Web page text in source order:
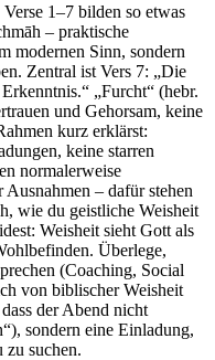
1–7 bilden so etwas
– praktische
modernen Sinn, sondern
Zentral ist Vers 7: „Die
„Furcht“ (hebr.
und Gehorsam, keine
kurz erklärst:
keine starren
normalerweise
– dafür stehen
wie du geistliche Weisheit
Weisheit sieht Gott als
Überlege,
(Coaching, Social
von biblischer Weisheit
der Abend nicht
sondern eine Einladung,
suchen.